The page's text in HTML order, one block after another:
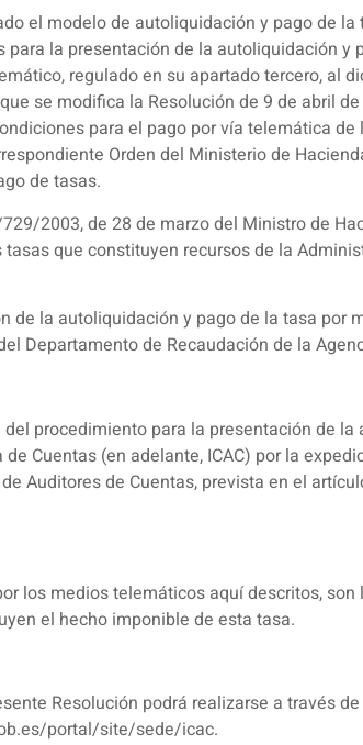
el modelo de autoliquidación y pago de
la presentación de la autoliquidación
regulado en su apartado tercero, al
se modifica la Resolución de 9 de abril
para el pago por vía telemática
Orden del Ministerio de
de tasas.
2003, de 28 de marzo del Ministro de
que constituyen recursos de la
de la autoliquidación y pago de la tasa por
Departamento de Recaudación de la
procedimiento para la presentación de
Cuentas (en adelante, ICAC) por la
Auditores de Cuentas, prevista en el
los medios telemáticos aquí descritos,
el hecho imponible de esta tasa.
Resolución podrá realizarse a través
portal/site/sede/icac.